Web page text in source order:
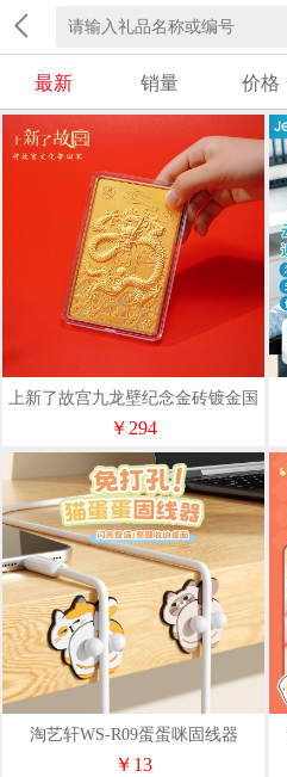
最新 销量 价格
上新了故宫九龙壁纪念金砖镀金国
风经典收藏中秋伴手礼生日礼物
￥294
淘艺轩WS-R09蛋蛋咪固线器
￥13